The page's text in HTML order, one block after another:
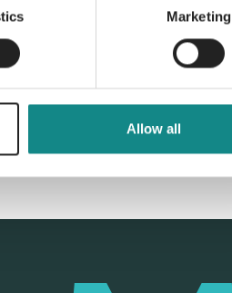
Marketing
Allow all